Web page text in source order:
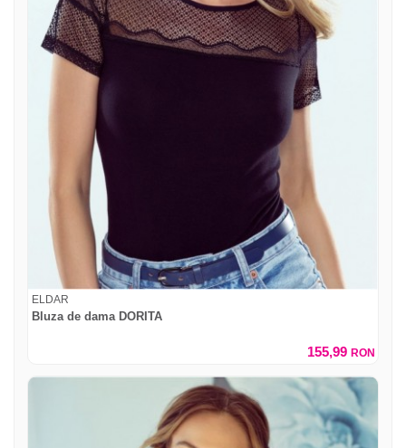
ELDAR
Bluza de dama DORITA
155,99 RON